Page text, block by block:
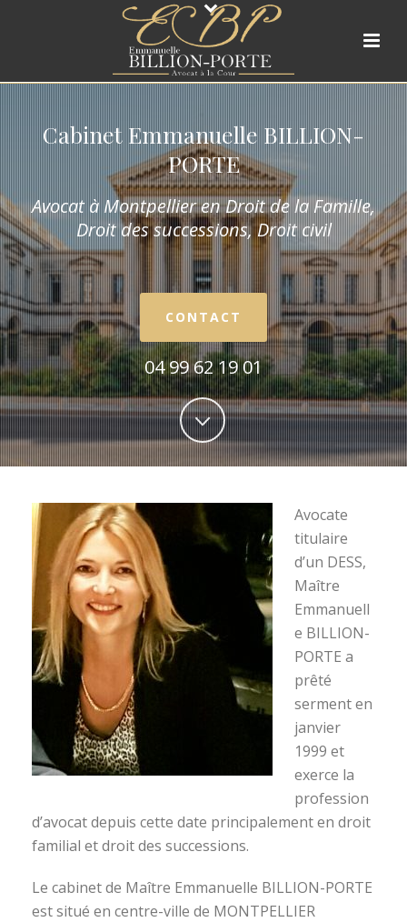
Cabinet Emmanuelle BILLION-
PORTE
Avocat à Montpellier en Droit de la Famille,
Droit des successions, Droit civil
CONTACT
04 99 62 19 01
Avocate
titulaire
d’un DESS,
Maître
Emmanuell
e BILLION-
PORTE a
prêté
serment en
janvier
1999 et
exerce la
profession
d’avocat depuis cette date principalement en droit
familial et droit des successions.
Le cabinet de Maître Emmanuelle BILLION-PORTE
est situé en centre-ville de MONTPELLIER